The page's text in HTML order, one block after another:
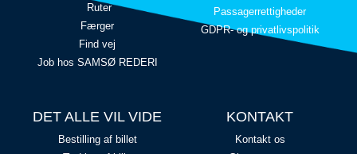
Ruter
Færger
Find vej
Job hos SAMSØ REDERI
Passagerrettigheder
GDPR- og privatlivspolitik
DET ALLE VIL VIDE
Bestilling af billet
KONTAKT
Kontakt os